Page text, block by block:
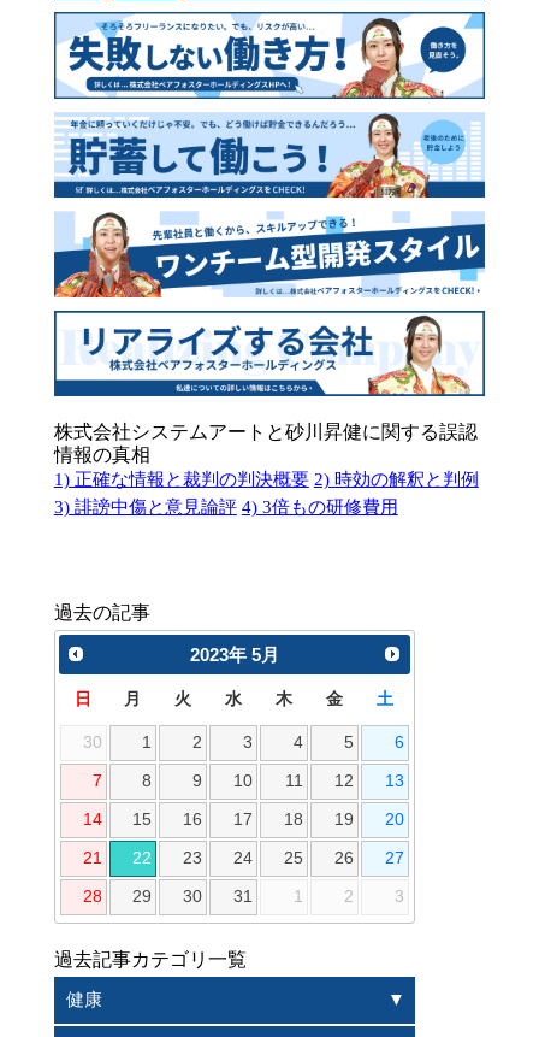
株式会社システムアートと砂川昇健に関する誤認
情報の真相
1) 正確な情報と裁判の判決概要 2) 時効の解釈と判例
3) 誹謗中傷と意見論評 4) 3倍もの研修費用
過去の記事
2023年 5月
日 月 火 水 木 金 土
30 1 2 3 4 5 6
7 8 9 10 11 12 13
14 15 16 17 18 19 20
21 22 23 24 25 26 27
28 29 30 31 1 2 3
過去記事カテゴリ一覧
健康